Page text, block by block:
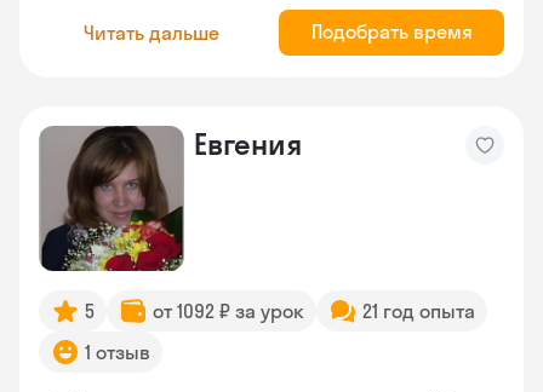
Читать дальше Подобрать время
Евгения
5 от 1092 ₽ за урок
21 год опыта
1 отзыв